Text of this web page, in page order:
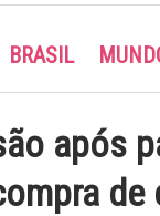
BRASIL
após
de